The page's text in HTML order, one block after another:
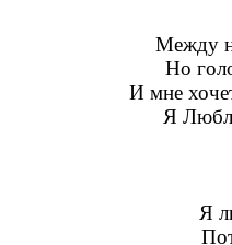
Между
Но
И мне
Я
Я